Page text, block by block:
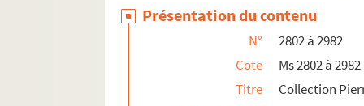
Ms 2857. Pierre-Joseph Proudhon. "De la
Ms 2858. Pierre-Joseph Proudhon. "Droit
Ms 2859. Pierre-Joseph Proudhon. "De la
Ms 2860. Pierre-Joseph Proudhon. Notes
Présentation du contenu
N°
2802 à 2982
Cote
Ms 2802 à 2982
Titre
Collection